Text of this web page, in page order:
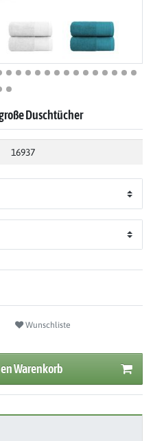
Duschtücher
16937
Wunschliste
Warenkorb